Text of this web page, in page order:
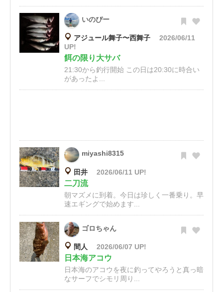
いのぴー
アジュール舞子〜西舞子
2026/06/11
UP!
餌の限り大サバ
21:30から釣行開始 この日は20:30に時合い
があったよ...
miyashi8315
田井 2026/06/11 UP!
二刀流
朝マズメに到着。今日は珍しく一番乗り。早
速エギングで始めます...
ゴロちゃん
間人 2026/06/07 UP!
日本海アコウ
日本海のアコウを夜に釣ってやろうと真っ暗
なサーフでシモリ周り...